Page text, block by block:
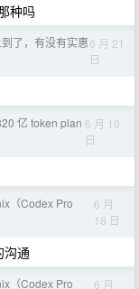
种吗
了，有没有实惠6 月 21
日
亿 token plan 6 月 19
日
（Codex Pro
6 月
18 日
沟通
（Codex Pro
6 月